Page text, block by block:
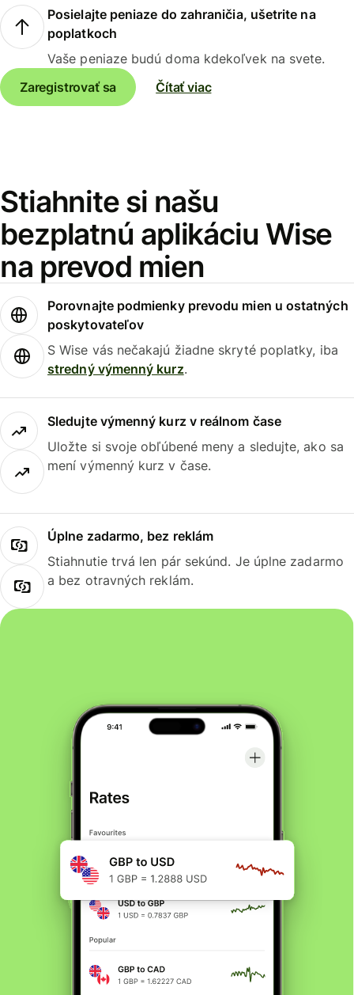
Posielajte peniaze do zahraničia, ušetrite na
poplatkoch
Vaše peniaze budú doma kdekoľvek na svete.
Zaregistrovať sa
Čítať viac
Stiahnite si našu
bezplatnú aplikáciu Wise
na prevod mien
Porovnajte podmienky prevodu mien u ostatných
poskytovateľov
S Wise vás nečakajú žiadne skryté poplatky, iba
stredný výmenný kurz.
Sledujte výmenný kurz v reálnom čase
Uložte si svoje obľúbené meny a sledujte, ako sa
mení výmenný kurz v čase.
Úplne zadarmo, bez reklám
Stiahnutie trvá len pár sekúnd. Je úplne zadarmo
a bez otravných reklám.